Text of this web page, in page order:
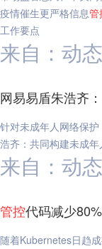
疫情催生更严格信息管
工作要点
来自：动
网易易盾朱浩齐
针对未成年人网络保
浩齐：共同构建未成
来自：动
管控代码减少
随着Kubernetes日趋